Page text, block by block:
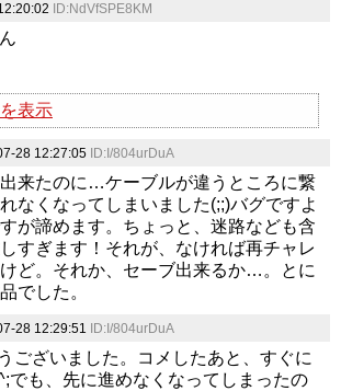
ID:NdVfSPE8KM
表示
28 12:27:05 ID:I/804urDuA
来たのに…ケーブルが違うところに繋
なくなってしまいました(;;)バグですよ
が諦めます。ちょっと、迷路なども含
すぎます！それが、なければ再チャレ
ど。それか、セーブ出来るか…。とに
でした。
28 12:29:51 ID:I/804urDuA
ございました。コメしたあと、すぐに
でも、先に進めなくなってしまったの